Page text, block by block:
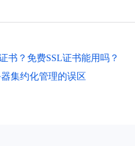
书？免费SSL证书能用吗？
集约化管理的误区